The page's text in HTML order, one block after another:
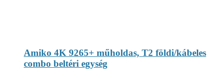
Amiko 4K 9265+ műholdas, T2 földi/kábeles
combo beltéri egység